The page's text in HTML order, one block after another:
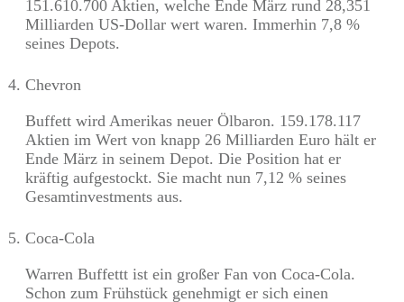
151.610.700 Aktien, welche Ende März rund 28,351
Milliarden US-Dollar wert waren. Immerhin 7,8 %
seines Depots.
Chevron
Buffett wird Amerikas neuer Ölbaron. 159.178.117
Aktien im Wert von knapp 26 Milliarden Euro hält er
Ende März in seinem Depot. Die Position hat er
kräftig aufgestockt. Sie macht nun 7,12 % seines
Gesamtinvestments aus.
Coca-Cola
Warren Buffettt ist ein großer Fan von Coca-Cola.
Schon zum Frühstück genehmigt er sich einen